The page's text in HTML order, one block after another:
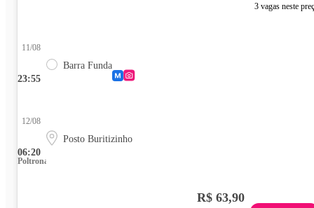
3 vagas neste
23:55
11/08
Barra Funda
06:20
12/08
Posto Buritizinho
Poltrona
R$ 63,90